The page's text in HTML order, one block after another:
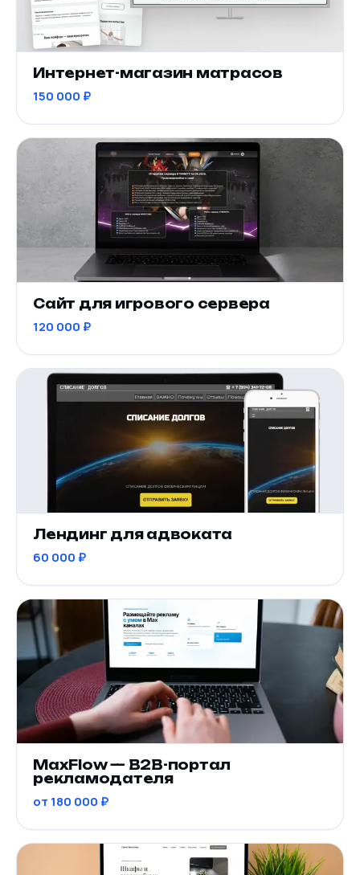
Интернет-магазин матрасов
150 000 ₽
Сайт для игрового сервера
120 000 ₽
Лендинг для адвоката
60 000 ₽
MaxFlow — B2B-портал
рекламодателя
от 180 000 ₽